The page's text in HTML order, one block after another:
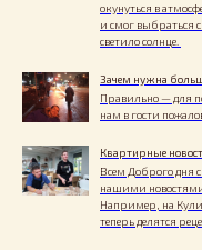
окунуться в
и смог выбраться
светило солнце.
Зачем нужна
Правильно — для
нам в гости
Квартирные
Всем Доброго дня
нашими
Например, на
теперь делятся